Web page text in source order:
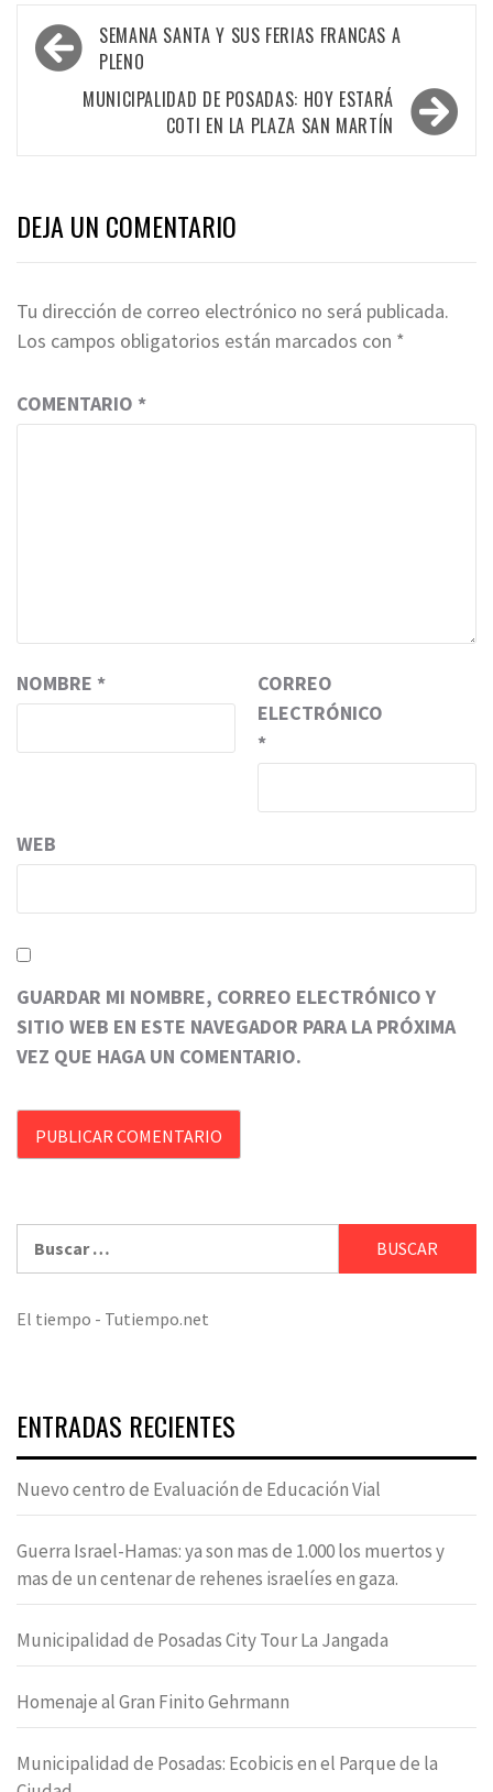
Navegación
de
entradas
SEMANA SANTA Y SUS FERIAS FRANCAS A
PLENO
MUNICIPALIDAD DE POSADAS: HOY ESTARÁ
COTI EN LA PLAZA SAN MARTÍN
DEJA UN COMENTARIO
Tu dirección de correo electrónico no será publicada.
Los campos obligatorios están marcados con *
COMENTARIO *
NOMBRE *
CORREO
ELECTRÓNICO
*
WEB
GUARDAR MI NOMBRE, CORREO ELECTRÓNICO Y
SITIO WEB EN ESTE NAVEGADOR PARA LA PRÓXIMA
VEZ QUE HAGA UN COMENTARIO.
El tiempo - Tutiempo.net
ENTRADAS RECIENTES
Nuevo centro de Evaluación de Educación Vial
Guerra Israel-Hamas: ya son mas de 1.000 los muertos y
mas de un centenar de rehenes israelíes en gaza.
Municipalidad de Posadas City Tour La Jangada
Homenaje al Gran Finito Gehrmann
Municipalidad de Posadas: Ecobicis en el Parque de la